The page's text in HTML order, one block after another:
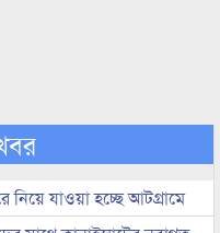
যাওয়া হচ্ছে আটগ্রামে